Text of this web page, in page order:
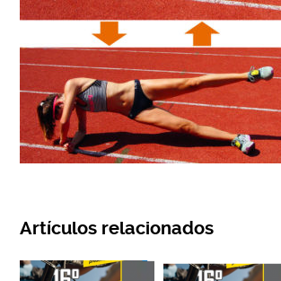
Artículos relacionados